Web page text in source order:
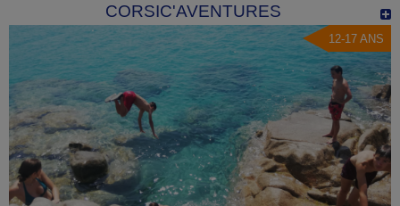
CORSIC'AVENTURES
12-17 ANS